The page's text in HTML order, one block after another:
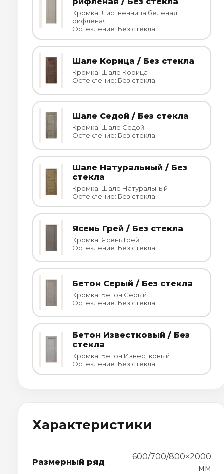
Кромка: Лиственница беленая
рифлёная
Остекление: Без стекла
Шале Корица / Без стекла
Кромка: Шале Корица
Остекление: Без стекла
Шале Седой / Без стекла
Кромка: Шале Седой
Остекление: Без стекла
Шале Натуральный / Без
стекла
Кромка: Шале Натуральный
Остекление: Без стекла
Ясень Грей / Без стекла
Кромка: Ясень Грей
Остекление: Без стекла
Бетон Серый / Без стекла
Кромка: Бетон Серый
Остекление: Без стекла
Бетон Известковый / Без
стекла
Кромка: Бетон Известковый
Остекление: Без стекла
Характеристики
Размерный ряд
600/700/800×2000
мм